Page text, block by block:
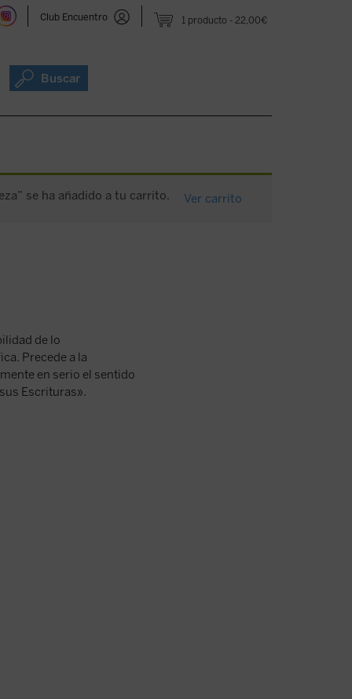
1 producto 22,00€
Club Encuentro
Buscar
se ha añadido a tu carrito. Ver carrito
de lo
Precede a la
en serio el sentido
Escrituras».